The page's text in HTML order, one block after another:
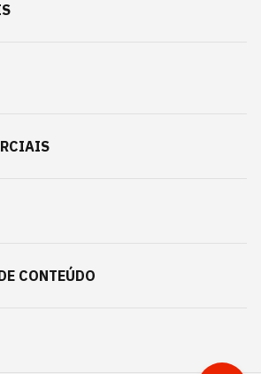
CONTEÚDO